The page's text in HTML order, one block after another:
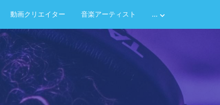
動画クリエイター 音楽アーティスト …